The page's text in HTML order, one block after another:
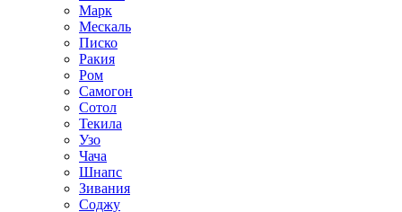
Марк
Мескаль
Писко
Ракия
Ром
Самогон
Сотол
Текила
Узо
Чача
Шнапс
Зивания
Соджу